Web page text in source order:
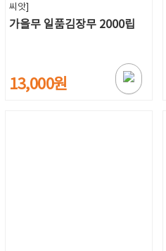
씨앗]
가을무 일품김장무 2000립
13,000원